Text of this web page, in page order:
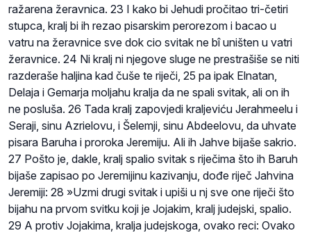
ražarena žeravnica. 23 I kako bi Jehudi pročitao tri-četiri
stupca, kralj bi ih rezao pisarskim perorezom i bacao u
vatru na žeravnice sve dok cio svitak ne bî uništen u vatri
žeravnice. 24 Ni kralj ni njegove sluge ne prestrašiše se niti
razderaše haljina kad čuše te riječi, 25 pa ipak Elnatan,
Delaja i Gemarja moljahu kralja da ne spali svitak, ali on ih
ne posluša. 26 Tada kralj zapovjedi kraljeviću Jerahmeelu i
Seraji, sinu Azrielovu, i Šelemji, sinu Abdeelovu, da uhvate
pisara Baruha i proroka Jeremiju. Ali ih Jahve bijaše sakrio.
27 Pošto je, dakle, kralj spalio svitak s riječima što ih Baruh
bijaše zapisao po Jeremijinu kazivanju, dođe riječ Jahvina
Jeremiji: 28 »Uzmi drugi svitak i upiši u nj sve one riječi što
bijahu na prvom svitku koji je Jojakim, kralj judejski, spalio.
29 A protiv Jojakima, kralja judejskoga, ovako reci: Ovako